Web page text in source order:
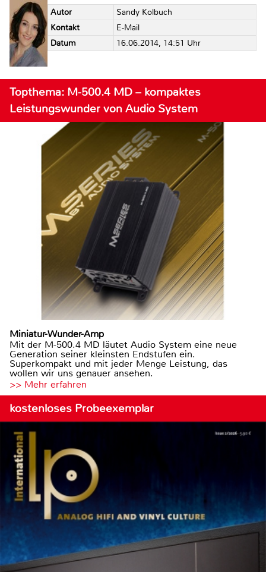
Autor
Sandy Kolbuch
Kontakt
E-Mail
Datum
16.06.2014, 14:51 Uhr
Topthema: M-500.4 MD – kompaktes
Leistungswunder von Audio System
Miniatur-Wunder-Amp
Mit der M-500.4 MD läutet Audio System eine neue
Generation seiner kleinsten Endstufen ein.
Superkompakt und mit jeder Menge Leistung, das
wollen wir uns genauer ansehen.
>> Mehr erfahren
kostenloses Probeexemplar